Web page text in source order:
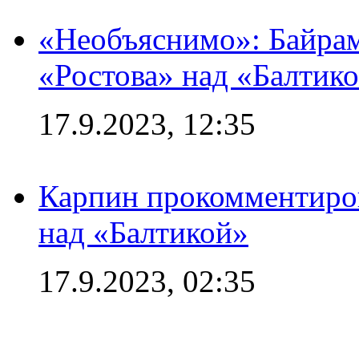
«Необъяснимо»:
«Ростова» над
17.9.2023, 12:35
Карпин
над «Балтикой»
17.9.2023, 02:35